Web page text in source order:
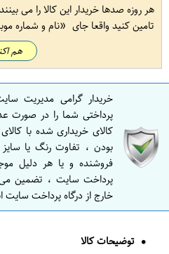
هر روزه صدها خریدار این کالا را می
تامین کنید واقعا جای
نام و شماره
هم
خریدار گرامی مدیریت
پرداختی شما را در صورت
کالای خریداری شده با
بودن ، تفاوت رنگ یا
فروشنده و یا هر دلیل
پرداخت سایت ، تضمین می
خارج از درگاه پرداخت سایت
توضیحات کالا